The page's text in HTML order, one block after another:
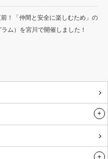
！「仲間と安全に楽しむため」の
ム）を宮川で開催しました！